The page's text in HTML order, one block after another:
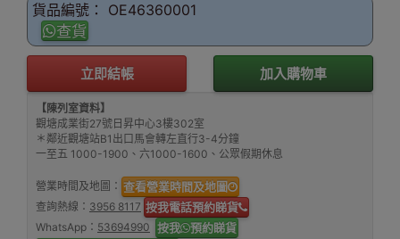
貨品編號： OE46360001
查貨
立即結帳 加入購物車
【陳列室資料】
觀塘成業街27號日昇中心3樓302室
＊鄰近觀塘站B1出口馬會轉左直行3-4分鐘
一至五 1000-1900、六1000-1600、公眾假期休息
營業時間及地圖： 查看營業時間及地圖
查詢熱線： 3956 8117 按我電話預約睇貨
WhatsApp： 53694990 按我 預約睇貨